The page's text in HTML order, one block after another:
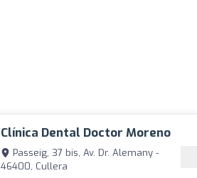
Clínica Dental Doctor Moreno
Passeig, 37 bis, Av. Dr. Alemany -
46400, Cullera